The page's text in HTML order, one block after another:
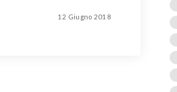
12 Giugno 2018